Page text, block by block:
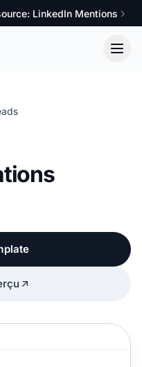
LinkedIn Mentions